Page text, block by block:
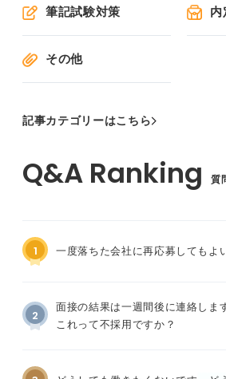
筆記試験対策 内
その他
記事カテゴリーはこちら
質
1 一度落ちた会社に再応募してもよ
2
面接の結果は一週間後に連絡しま
これって不採用ですか？